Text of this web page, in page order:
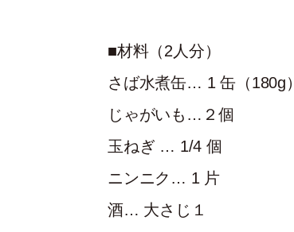
■材料（2人分）
さば水煮缶… 1 缶（180g）
じゃがいも…２個
玉ねぎ … 1/4 個
ニンニク… 1 片
酒… 大さじ１